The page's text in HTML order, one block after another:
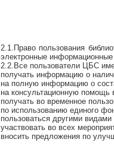
2.1.Право пользования
электронные информационные
2.2.Все пользователи ЦБС
получать информацию о
на полную информацию о
на консультационную помощь
получать во временное
по использованию единого
пользоваться другими
участвовать во всех
вносить предложения по